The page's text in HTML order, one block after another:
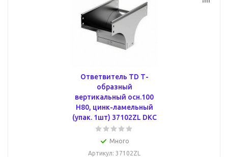
Ответвитель TD Т-
образный
вертикальный осн.100
H80, цинк-ламельный
(упак. 1шт) 37102ZL DKC
Много
Артикул: 37102ZL